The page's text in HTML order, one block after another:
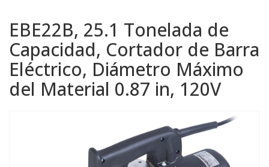
EBE22B, 25.1 Tonelada de
Capacidad, Cortador de Barra
Eléctrico, Diámetro Máximo
del Material 0.87 in, 120V